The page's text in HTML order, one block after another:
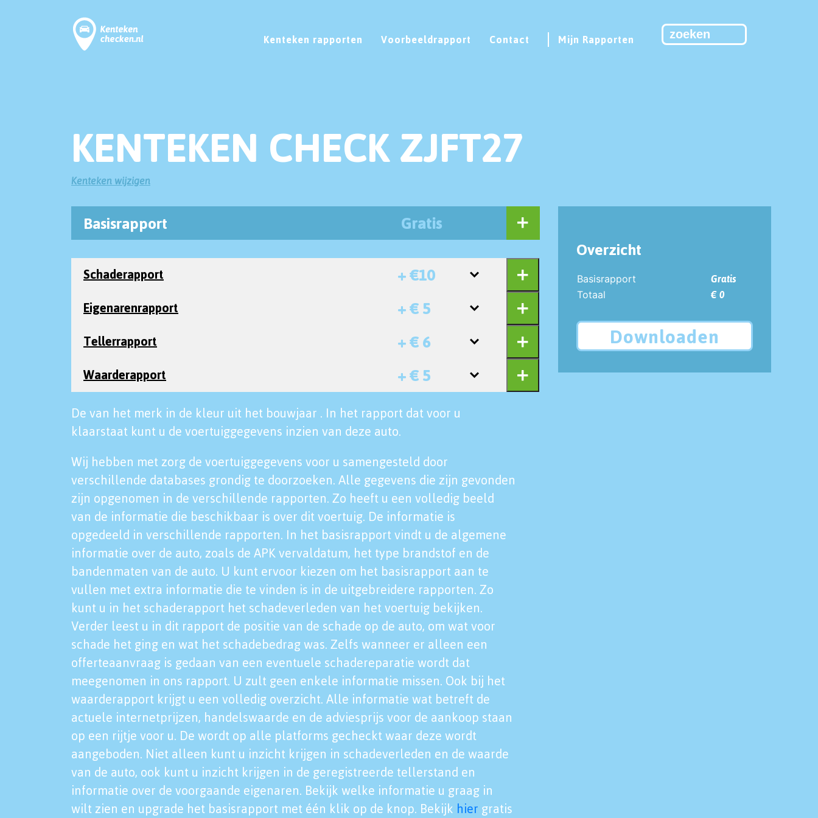
Kenteken rapporten Voorbeeldrapport Contact Mijn Rapporten
KENTEKEN CHECK ZJFT27
Kenteken wijzigen
Basisrapport Gratis
Schaderapport + €10
Eigenarenrapport + € 5
Tellerrapport + € 6
Waarderapport + € 5
De van het merk in de kleur uit het bouwjaar . In het rapport dat voor u
klaarstaat kunt u de voertuiggegevens inzien van deze auto.
Wij hebben met zorg de voertuiggegevens voor u samengesteld door
verschillende databases grondig te doorzoeken. Alle gegevens die zijn gevonden
zijn opgenomen in de verschillende rapporten. Zo heeft u een volledig beeld
van de informatie die beschikbaar is over dit voertuig. De informatie is
opgedeeld in verschillende rapporten. In het basisrapport vindt u de algemene
informatie over de auto, zoals de APK vervaldatum, het type brandstof en de
bandenmaten van de auto. U kunt ervoor kiezen om het basisrapport aan te
vullen met extra informatie die te vinden is in de uitgebreidere rapporten. Zo
kunt u in het schaderapport het schadeverleden van het voertuig bekijken.
Verder leest u in dit rapport de positie van de schade op de auto, om wat voor
schade het ging en wat het schadebedrag was. Zelfs wanneer er alleen een
offerteaanvraag is gedaan van een eventuele schadereparatie wordt dat
meegenomen in ons rapport. U zult geen enkele informatie missen. Ook bij het
waarderapport krijgt u een volledig overzicht. Alle informatie wat betreft de
actuele internetprijzen, handelswaarde en de adviesprijs voor de aankoop staan
op een rijtje voor u. De wordt op alle platforms gecheckt waar deze wordt
aangeboden. Niet alleen kunt u inzicht krijgen in schadeverleden en de waarde
van de auto, ook kunt u inzicht krijgen in de geregistreerde tellerstand en
informatie over de voorgaande eigenaren. Bekijk welke informatie u graag in
wilt zien en upgrade het basisrapport met één klik op de knop. Bekijk hier gratis
Overzicht
Basisrapport
Gratis
Totaal
€ 0
Downloaden